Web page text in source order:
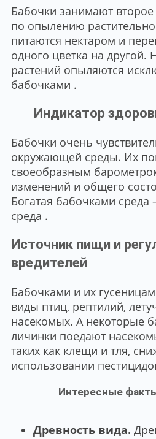
Бабочки занимают
по опылению
питаются нектаром и
одного цветка на другой.
растений опыляются
бабочками .
Индикатор
Бабочки очень
окружающей среды. Их
своеобразным
изменений и общего
Богатая бабочками среда
среда .
Источник пищи и
вредителей
Бабочками и их
виды птиц, рептилий,
насекомых. А некоторые
личинки поедают
таких как клещи и тля,
использовании
Интересные
Древность вида.